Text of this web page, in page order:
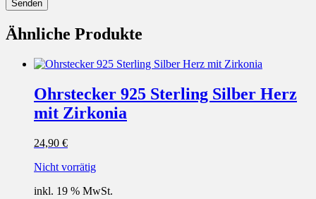
Ähnliche Produkte
Ohrstecker 925 Sterling Silber Herz
mit Zirkonia
24,90 €
Nicht vorrätig
inkl. 19 % MwSt.